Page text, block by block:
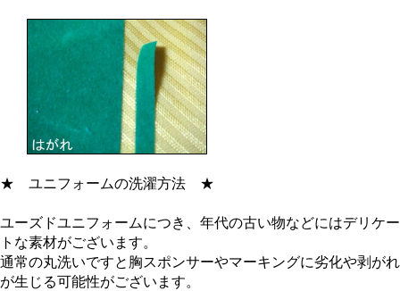
★ ユニフォームの洗濯方法 ★
ユーズドユニフォームにつき、年代の古い物などにはデリケー
トな素材がございます。
通常の丸洗いですと胸スポンサーやマーキングに劣化や剥がれ
が生じる可能性がございます。